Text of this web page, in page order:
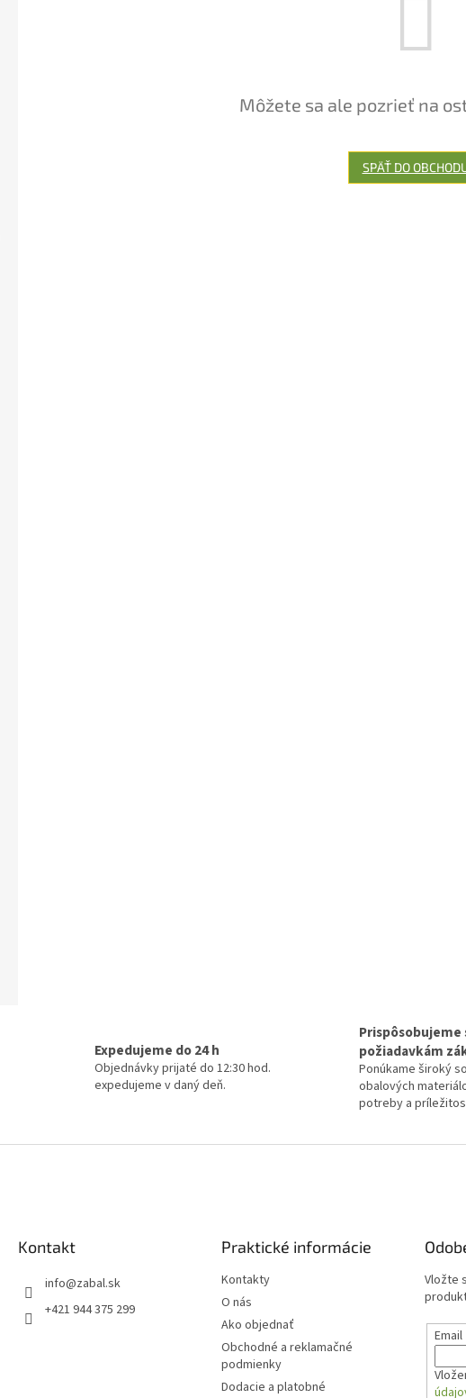
Môžete sa ale pozrieť na
SPÄŤ DO
Expedujeme do 24 h
Objednávky prijaté do 12:30 hod.
expedujeme v daný deň.
Prispôsobujeme
požiadavkám
Ponúkame široký
obalových
potreby a
Kontakt
info@zabal.sk
+421 944 375 299
Praktické informácie
Kontakty
O nás
Ako objednať
Obchodné a reklamačné
podmienky
Dodacie a platobné
Vložte
Email